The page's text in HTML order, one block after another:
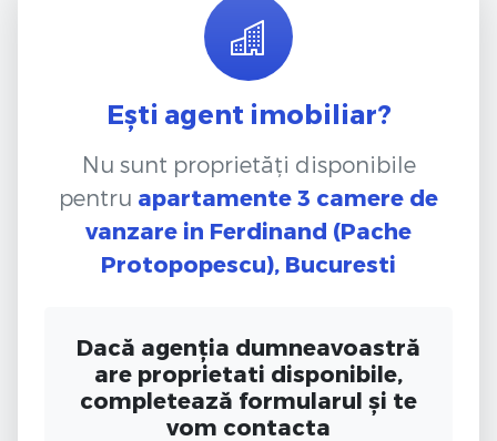
Ești agent imobiliar?
Nu sunt proprietăți disponibile
pentru apartamente 3 camere de
vanzare in Ferdinand (Pache
Protopopescu), Bucuresti
Dacă agenția dumneavoastră
are proprietati disponibile,
completează formularul și te
vom contacta